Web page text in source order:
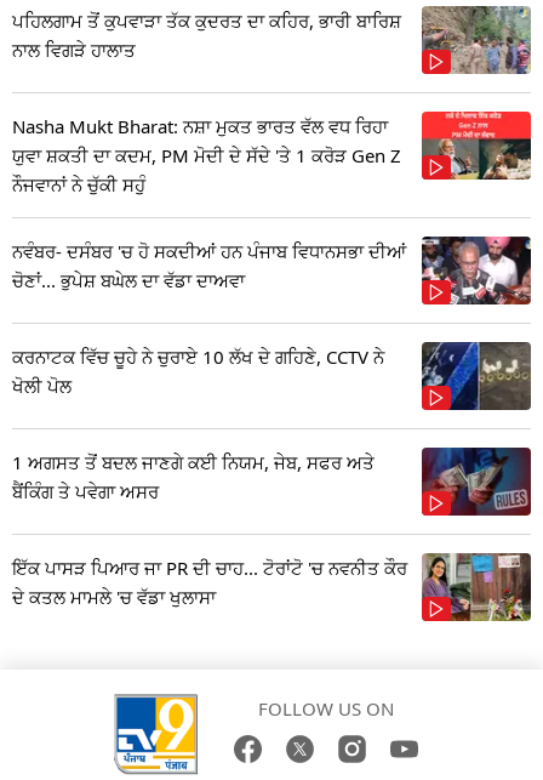
ਪਹਿਲਗਾਮ ਤੋਂ ਕੁਪਵਾੜਾ ਤੱਕ ਕੁਦਰਤ ਦਾ ਕਹਿਰ, ਭਾਰੀ ਬਾਰਿਸ਼
ਨਾਲ ਵਿਗੜੇ ਹਾਲਾਤ
Nasha Mukt Bharat: ਨਸ਼ਾ ਮੁਕਤ ਭਾਰਤ ਵੱਲ ਵਧ ਰਿਹਾ
ਯੁਵਾ ਸ਼ਕਤੀ ਦਾ ਕਦਮ, PM ਮੋਦੀ ਦੇ ਸੱਦੇ 'ਤੇ 1 ਕਰੋੜ Gen Z
ਨੌਜਵਾਨਾਂ ਨੇ ਚੁੱਕੀ ਸਹੁੰ
ਨਵੰਬਰ- ਦਸੰਬਰ 'ਚ ਹੋ ਸਕਦੀਆਂ ਹਨ ਪੰਜਾਬ ਵਿਧਾਨਸਭਾ ਦੀਆਂ
ਚੋਣਾਂ... ਭੁਪੇਸ਼ ਬਘੇਲ ਦਾ ਵੱਡਾ ਦਾਅਵਾ
ਕਰਨਾਟਕ ਵਿੱਚ ਚੂਹੇ ਨੇ ਚੁਰਾਏ 10 ਲੱਖ ਦੇ ਗਹਿਣੇ, CCTV ਨੇ
ਖੋਲੀ ਪੋਲ
1 ਅਗਸਤ ਤੋਂ ਬਦਲ ਜਾਣਗੇ ਕਈ ਨਿਯਮ, ਜੇਬ, ਸਫਰ ਅਤੇ
ਬੈਂਕਿੰਗ ਤੇ ਪਵੇਗਾ ਅਸਰ
ਇੱਕ ਪਾਸੜ ਪਿਆਰ ਜਾ PR ਦੀ ਚਾਹ... ਟੋਰਾਂਟੋ 'ਚ ਨਵਨੀਤ ਕੌਰ
ਦੇ ਕਤਲ ਮਾਮਲੇ 'ਚ ਵੱਡਾ ਖੁਲਾਸਾ
FOLLOW US ON